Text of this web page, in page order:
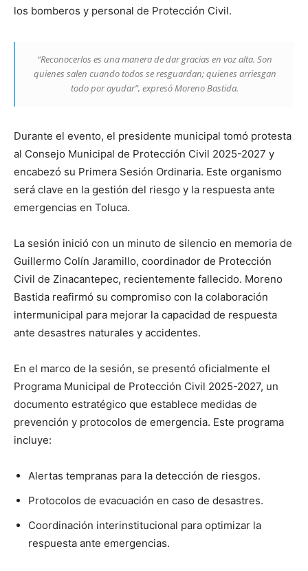
los bomberos y personal de Protección Civil.
“Reconocerlos es una manera de dar gracias en voz alta. Son
quienes salen cuando todos se resguardan; quienes arriesgan
todo por ayudar”, expresó Moreno Bastida.
Durante el evento, el presidente municipal tomó protesta
al Consejo Municipal de Protección Civil 2025-2027 y
encabezó su Primera Sesión Ordinaria. Este organismo
será clave en la gestión del riesgo y la respuesta ante
emergencias en Toluca.
La sesión inició con un minuto de silencio en memoria de
Guillermo Colín Jaramillo, coordinador de Protección
Civil de Zinacantepec, recientemente fallecido. Moreno
Bastida reafirmó su compromiso con la colaboración
intermunicipal para mejorar la capacidad de respuesta
ante desastres naturales y accidentes.
En el marco de la sesión, se presentó oficialmente el
Programa Municipal de Protección Civil 2025-2027, un
documento estratégico que establece medidas de
prevención y protocolos de emergencia. Este programa
incluye:
Alertas tempranas para la detección de riesgos.
Protocolos de evacuación en caso de desastres.
Coordinación interinstitucional para optimizar la
respuesta ante emergencias.